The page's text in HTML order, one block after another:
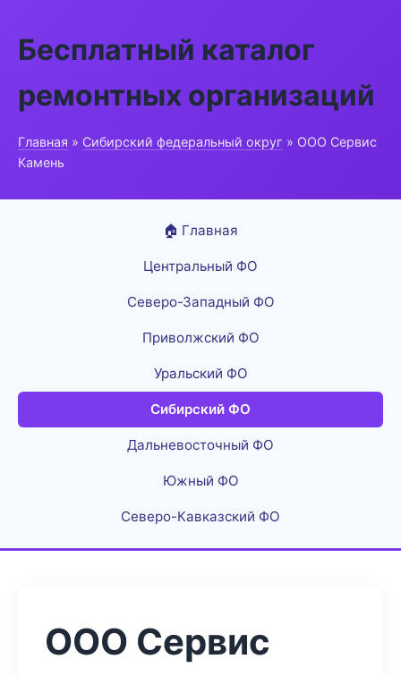
Бесплатный каталог
ремонтных организаций
Главная » Сибирский федеральный округ » ООО Сервис
Камень
🏠 Главная
Центральный ФО
Северо-Западный ФО
Приволжский ФО
Уральский ФО
Сибирский ФО
Дальневосточный ФО
Южный ФО
Северо-Кавказский ФО
ООО Сервис